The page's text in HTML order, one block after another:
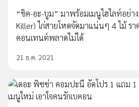
“ชิค-อะ-บูม” มาพร้อมเมนูไฮไลท์อย่าง
Killer) ไก่สายโหดจัดมาแน่นๆ 4 ไม้ ร
คอนเทนต์พลาดไม่ได้
21 ธ.ค. 2021